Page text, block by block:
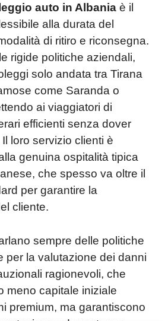
auto in Albania è il
alla durata del
di ritiro e riconsegna.
rigide politiche aziendali,
solo andata tra Tirana
come Saranda o
ai viaggiatori di
efficienti senza dover
loro servizio clienti è
genuina ospitalità tipica
che spesso va oltre il
per garantire la
cliente.
sempre delle politiche
per la valutazione dei danni
ragionevoli, che
meno capitale iniziale
premium, ma garantiscono